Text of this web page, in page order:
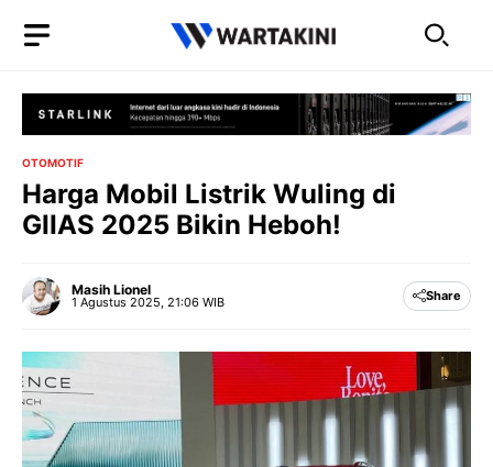
OTOMOTIF
Harga Mobil Listrik Wuling di
GIIAS 2025 Bikin Heboh!
Masih Lionel
1 Agustus 2025, 21:06 WIB Share